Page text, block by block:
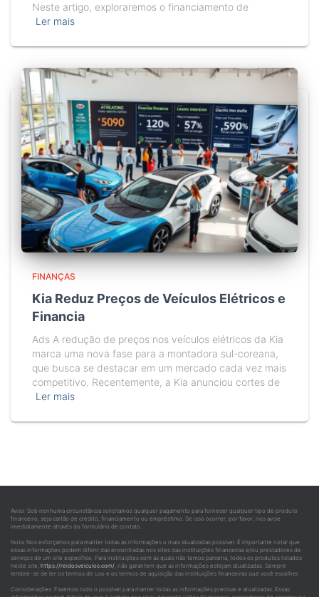
Neste artigo, exploraremos o financiamento de
Ler mais
FINANÇAS
Kia Reduz Preços de Veículos Elétricos e
Financia
Ads A redução de preços nos veículos elétricos da Kia
marca uma nova fase para a montadora sul-coreana,
que busca se destacar em um mercado cada vez mais
competitivo. Recentemente, a Kia anunciou cortes de
Ler mais
Aviso: Sob nenhuma circunstância solicitamos qualquer pagamento para fornecer qualquer tipo de produto
financeiro, seja cartão de crédito, financiamento ou empréstimo. Se isso ocorrer, por favor, nos avise
imediatamente através do formulário de contato.
Nota: Nos esforçamos para manter todas as informações o mais atualizadas possível. É importante notar que
essas informações podem diferir das encontradas nos sites das instituições financeiras e/ou prestadores de
serviços de um site específico. Para instituições com as quais não temos parceria, todos os produtos listados
neste site, https://reidosveiculos.com/, não garantem que as informações estejam atualizadas. Sempre
lembre-se de ler os termos de uso e os termos de aquisição das instituições financeiras que você escolher.
Considerações: Fazemos todo o possível para manter todas as informações precisas e atualizadas. Essas